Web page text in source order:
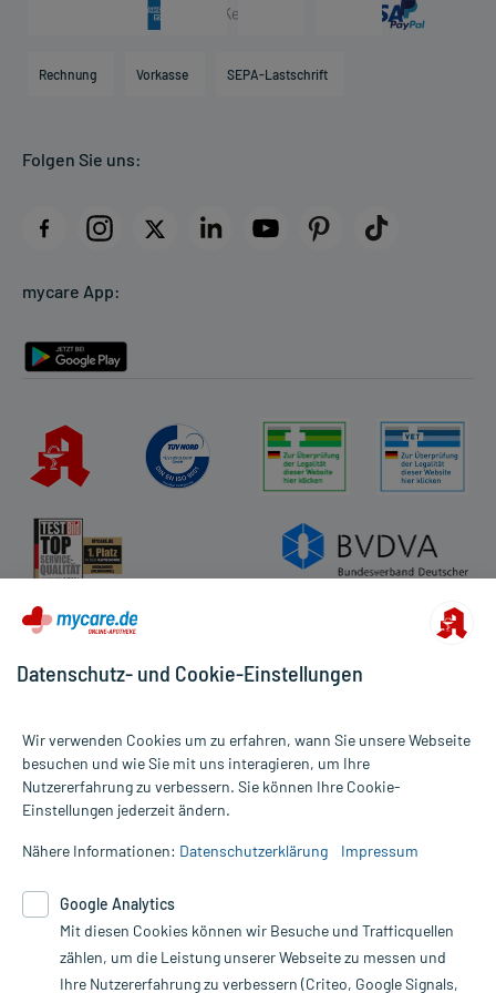
Arzneimittelinformationen
Direktabrechnung PKV
AGB
Datenschutz
Rückgabe/Widerruf
Rechnung Vorkasse SEPA-Lastschrift
Folgen Sie uns:
mycare App:
Alle Preise gelten inkl. MwSt., ggf. zzgl. Versandkosten
Informationen auf dieser Website werden ausschließlich für
die Untersuchung und Behandlung durch einen Arzt. Bitte
Therapien eingeleitet werden können. | Diese Webseite benutzt
Google Analytics. Lesen Sie bitte dazu die wichtigen Hinweise in
unserer Datenschutzerklärung. Für den Widerruf einer Bestellung
nutzen Sie das Formular:
Datenschutz- und Cookie-Einstellungen
Wir verwenden Cookies um zu erfahren, wann Sie unsere Webseite
besuchen und wie Sie mit uns interagieren, um Ihre
Nutzererfahrung zu verbessern. Sie können Ihre Cookie-
Einstellungen jederzeit ändern.
Nähere Informationen: Datenschutzerklärung Impressum
Google Analytics
Mit diesen Cookies können wir Besuche und Trafficquellen
zählen, um die Leistung unserer Webseite zu messen und
Ihre Nutzererfahrung zu verbessern (Criteo, Google Signals,